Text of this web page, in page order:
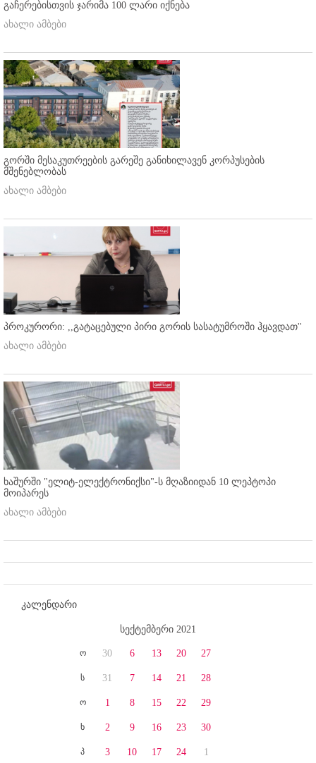
გაჩერებისთვის ჯარიმა 100 ლარი იქნება
ახალი ამბები
გორში მესაკუთრეების გარეშე განიხილავენ კორპუსების
მშენებლობას
ახალი ამბები
პროკურორი: ,,გატაცებული პირი გორის სასატუმროში ჰყავდათ''
ახალი ამბები
ხაშურში "ელიტ-ელექტრონიქსი"-ს მღაზიიდან 10 ლეპტოპი
მოიპარეს
ახალი ამბები
კალენდარი
სექტემბერი 2021
ო
ს
ო
ხ
პ
30
31
1
2
3
6
7
8
9
10
13
14
15
16
17
20
21
22
23
24
27
28
29
30
1